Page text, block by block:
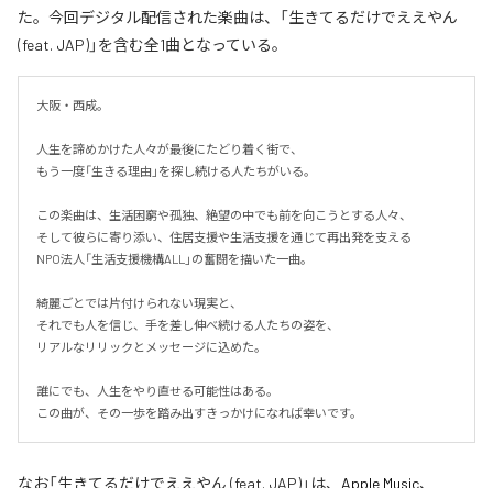
た。今回デジタル配信された楽曲は、「生きてるだけでええやん
(feat. JAP)」を含む全1曲となっている。
大阪・西成。
人生を諦めかけた人々が最後にたどり着く街で、
もう一度「生きる理由」を探し続ける人たちがいる。
この楽曲は、生活困窮や孤独、絶望の中でも前を向こうとする人々、
そして彼らに寄り添い、住居支援や生活支援を通じて再出発を支える
NPO法人「生活支援機構ALL」の奮闘を描いた一曲。
綺麗ごとでは片付けられない現実と、
それでも人を信じ、手を差し伸べ続ける人たちの姿を、
リアルなリリックとメッセージに込めた。
誰にでも、人生をやり直せる可能性はある。
この曲が、その一歩を踏み出すきっかけになれば幸いです。
なお「生きてるだけでええやん (feat. JAP)」は、 Apple Music、